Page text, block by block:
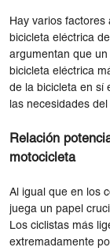
Hay varios
bicicleta eléctrica
argumentan que
bicicleta eléctrica
de la bicicleta en sí
las necesidades
Relación
motocicleta
Al igual que en los
juega un papel
Los ciclistas más
extremadamente